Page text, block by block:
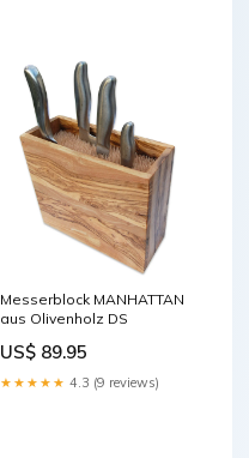
Messerblock MANHATTAN
aus Olivenholz DS
US$ 89.95
★★★★★ 4.3 (9 reviews)